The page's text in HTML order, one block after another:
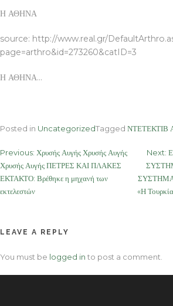
Η ΑΘΗΝΑ
source: http://www.real.gr/
page=arthro&id=273260&catID=3
Η ΑΘΗΝΑ…
Posted in UncategorizedTagged ΝΤΕΤΕΚΤΙΒ
Post
navigation
Previous: Χρυσής Αυγής Χρυσής Αυγής
Χρυσής Αυγής ΠΕΤΡΕΣ ΚΑΙ ΠΛΑΚΕΣ
ΕΚΤΑΚΤΟ: Βρέθηκε η μηχανή των
εκτελεστών
Next:
«Η
LEAVE A REPLY
You must be logged in to post a comment.